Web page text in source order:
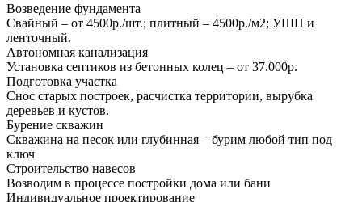
Возведение фундамента
Свайный – от 4500р./шт.; плитный – 4500р./м2; УШП и
ленточный.
Автономная канализация
Установка септиков из бетонных колец – от 37.000р.
Подготовка участка
Снос старых построек, расчистка территории, вырубка
деревьев и кустов.
Бурение скважин
Скважина на песок или глубинная – бурим любой тип под
ключ
Строительство навесов
Возводим в процессе постройки дома или бани
Индивидуальное проектирование